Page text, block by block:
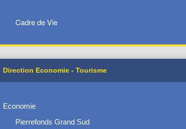
Cadre de Vie
Direction Economie - Tourisme
Economie
Pierrefonds Grand Sud